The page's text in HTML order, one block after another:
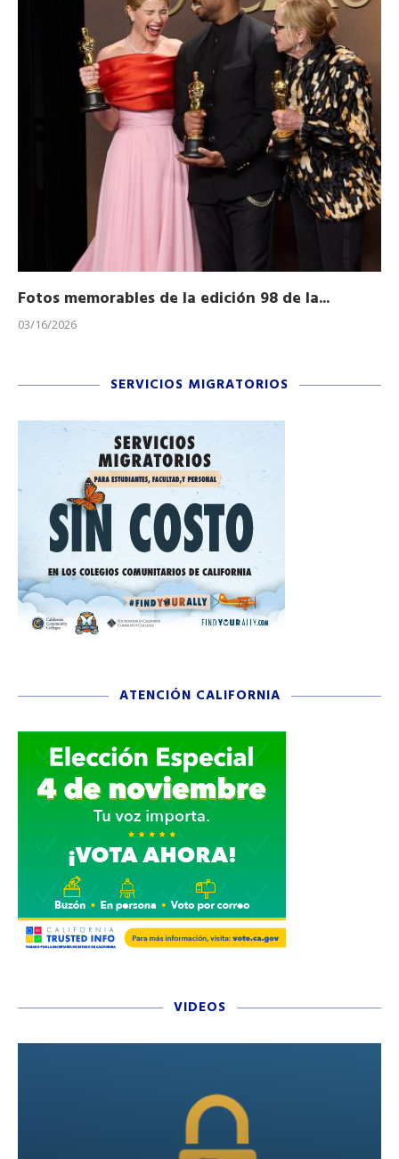
Fotos memorables de la edición 98 de la...
03/16/2026
SERVICIOS MIGRATORIOS
ATENCIÓN CALIFORNIA
VIDEOS